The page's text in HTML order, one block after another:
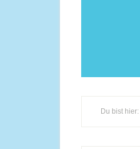
Du bist hier: